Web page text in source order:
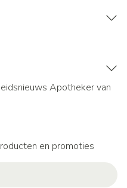
Apotheker van
en promoties